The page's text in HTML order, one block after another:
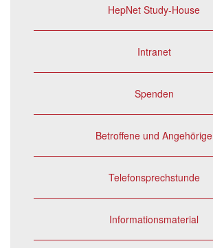
HepNet Study-House
Intranet
Spenden
Betroffene und Angehörige
Telefonsprechstunde
Informationsmaterial